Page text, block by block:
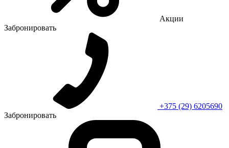
Акции
Забронировать
+375 (29) 6205690
Забронировать